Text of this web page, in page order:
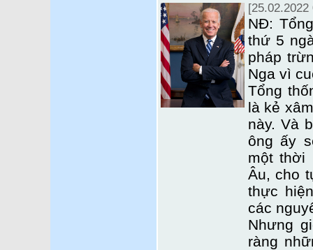
[25.02.2022
NĐ:
thứ 5
pháp
Nga vì
Tổng
là kẻ
này. Và
ông ấy
một thời
Âu, cho
thực
các
Nhưng
ràng